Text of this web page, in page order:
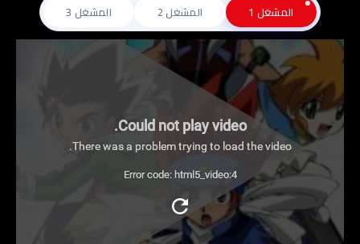
المشغل 1 المشغل 2 المشغل 3
Could not play video.
There was a problem trying to load the video.
Error code: html5_video:4